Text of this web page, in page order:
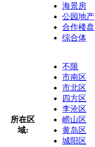
海景房
公园地产
合作楼盘
综合体
所在区
域:
不限
市南区
市北区
四方区
李沧区
崂山区
黄岛区
城阳区